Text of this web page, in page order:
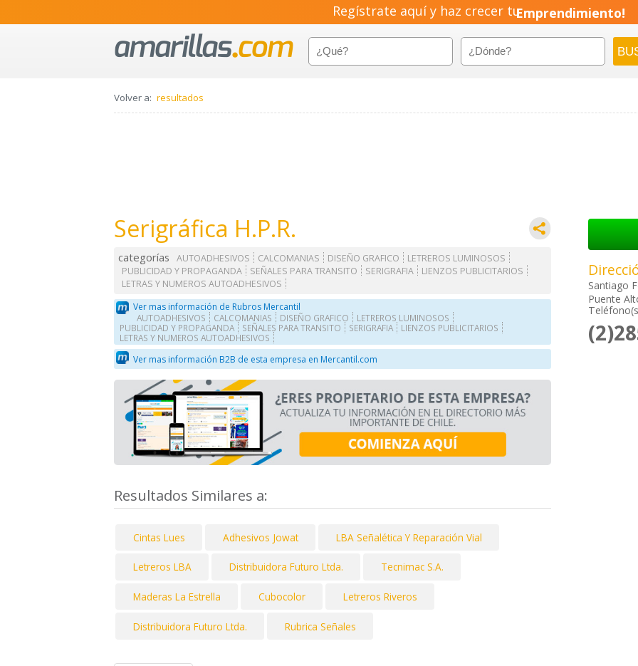
Regístrate aquí y haz crecer tuEmprendimiento!
Volver a: resultados
Serigráfica H.P.R.
categorías AUTOADHESIVOS CALCOMANIAS DISEÑO GRAFICO
LETREROS LUMINOSOS
PUBLICIDAD Y PROPAGANDA
SEÑALES PARA TRANSITO SERIGRAFIA
LIENZOS PUBLICITARIOS
LETRAS Y NUMEROS AUTOADHESIVOS
Ver mas información de Rubros Mercantil
AUTOADHESIVOS CALCOMANIAS DISEÑO GRAFICO
LETREROS LUMINOSOS
PUBLICIDAD Y PROPAGANDA
SEÑALES PARA TRANSITO SERIGRAFIA
LIENZOS PUBLICITARIOS
LETRAS Y NUMEROS AUTOADHESIVOS
Ver mas información B2B de esta empresa en Mercantil.com
Resultados Similares a:
Cintas Lues Adhesivos Jowat LBA Señalética Y Reparación Vial
Letreros LBA Distribuidora Futuro Ltda. Tecnimac S.A.
Maderas La Estrella Cubocolor Letreros Riveros
Distribuidora Futuro Ltda. Rubrica Señales
Santiago
Puente